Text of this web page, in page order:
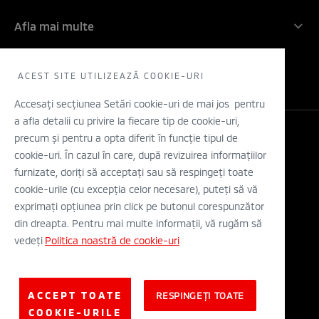
Inovatie
Electric
Concept cars
Stiri
Afla mai multe
Solicita un TEST DRIVE
Retea dealeri
Descarca o brosura
Configurator
Legal si Protectia Datelor cu Caracter Personal
Termeni si conditii
A.N.P.C.
Eticheta Europeana a Anvelopelor
Solutionarea alternativa a litigiilor
Solutionarea online a litigiilor
ACEST SITE UTILIZEAZĂ COOKIE-URI
Accesați secțiunea Setări cookie-uri de mai jos pentru
a afla detalii cu privire la fiecare tip de cookie-uri,
precum și pentru a opta diferit în funcție tipul de
cookie-uri. În cazul în care, după revizuirea informațiilor
furnizate, doriți să acceptați sau să respingeți toate
cookie-urile (cu excepția celor necesare), puteți să vă
exprimați opțiunea prin click pe butonul corespunzător
din dreapta. Pentru mai multe informații, vă rugăm să
vedeți Politica noastră de cookie-uri
ACCEPT TOATE
COOKIE-URILE
RESPINGEȚI TOATE